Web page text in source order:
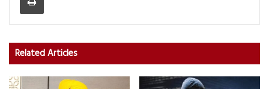
Related Articles